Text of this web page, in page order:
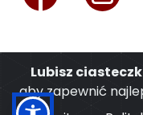
Lubisz
aby zapewnić